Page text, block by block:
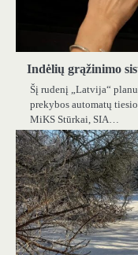
Indėlių grąžinimo
Šį rudenį „Latvija“
prekybos automatų
MiKS Stūrkai, SIA…